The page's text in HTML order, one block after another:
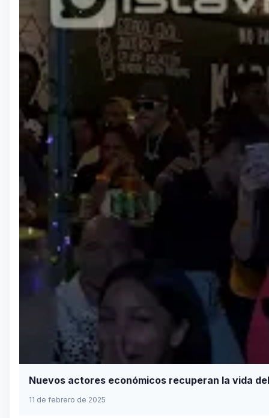
Nuevos actores económicos recuperan la vida
11 de febrero de 2025